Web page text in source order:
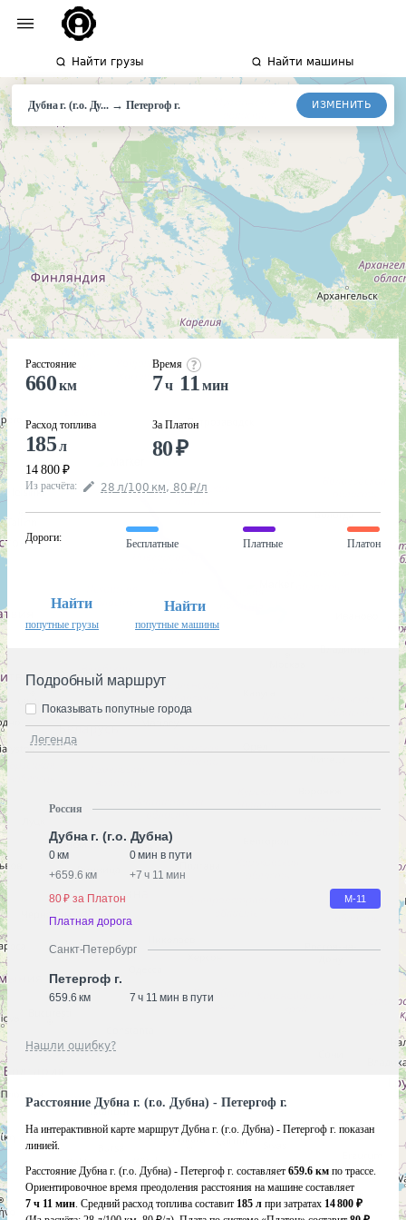
Найти грузы Найти машины
Дубна г. (г.о. Ду... → Петергоф г. ИЗМЕНИТЬ
Расстояние
660км
Расход топлива
185л
14 800 ₽
Время
7ч 11 мин
За Платон
80₽
Из расчёта: 28 л/100 км, 80 ₽/л
Дороги:
Бесплатные Платные Платон
Найти
попутные грузы
Найти
попутные машины
Подробный маршрут
Легенда
Показывать попутные города
Россия
Дубна г. (г.о. Дубна)
0 км
0 мин в пути
+659.6 км +7 ч 11 мин
80 ₽ за Платон
М-11
Платная дорога
Санкт-Петербург
Петергоф г.
659.6 км 7 ч 11 мин в пути
Нашли ошибку?
Расстояние Дубна г. (г.о. Дубна) - Петергоф г.
На интерактивной карте маршрут Дубна г. (г.о. Дубна) - Петергоф г. показан
линией.
Расстояние Дубна г. (г.о. Дубна) - Петергоф г. составляет 659.6 км по трассе.
Ориентировочное время преодоления расстояния на машине составляет
7 ч 11 мин. Средний расход топлива составит 185 л при затратах 14 800 ₽